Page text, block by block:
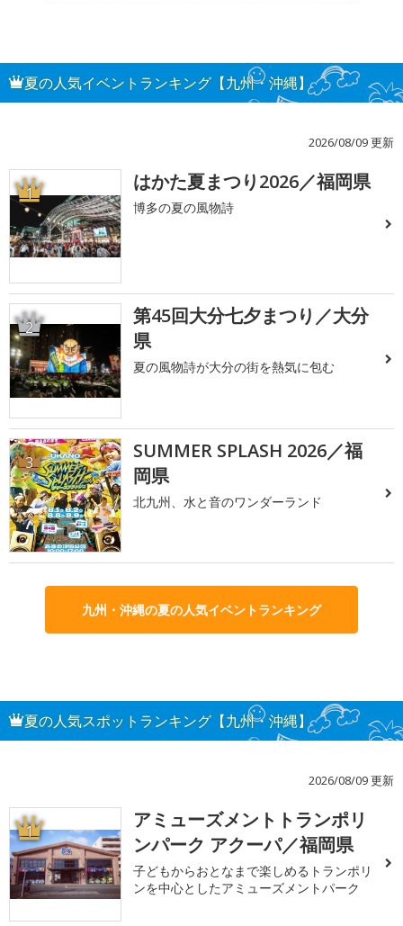
夏の人気イベントランキング【九州・沖縄】
2026/08/09 更新
1 はかた夏まつり2026／福岡県
博多の夏の風物詩
2
第45回大分七夕まつり／大分
県
夏の風物詩が大分の街を熱気に包む
3
SUMMER SPLASH 2026／福
岡県
北九州、水と音のワンダーランド
九州・沖縄の夏の人気イベントランキング
夏の人気スポットランキング【九州・沖縄】
2026/08/09 更新
1
アミューズメントトランポリ
ンパーク アクーパ／福岡県
子どもからおとなまで楽しめるトランポリ
ンを中心としたアミューズメントパーク